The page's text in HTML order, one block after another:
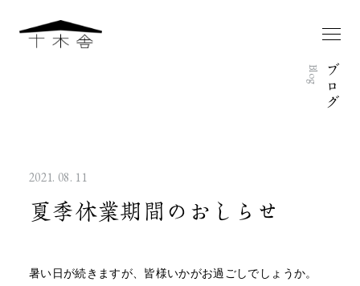
ブ
ロ
グ
Blog
2021. 08. 11
夏季休業期間のおしらせ
暑い日が続きますが、皆様いかがお過ごしでしょうか。